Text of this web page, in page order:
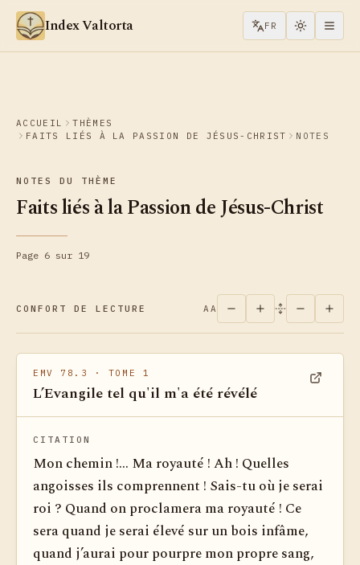
Aller au contenu
Index Valtorta FR
ACCUEIL
THÈMES
FAITS LIÉS À LA PASSION DE JÉSUS-CHRIST
NOTES
NOTES DU THÈME
Faits liés à la Passion de Jésus-Christ
Page 6 sur 19
CONFORT DE LECTURE AA
EMV 78.3 · TOME 1
L’Evangile tel qu'il m'a été révélé
CITATION
Mon chemin !... Ma royauté ! Ah ! Quelles
angoisses ils comprennent ! Sais-tu où je serai
roi ? Quand on proclamera ma royauté ! Ce
sera quand je serai élevé sur un bois infâme,
quand j’aurai pour pourpre mon propre sang,